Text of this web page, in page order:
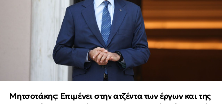
Μητσοτάκης: Επιμένει στην ατζέντα των έργων και της